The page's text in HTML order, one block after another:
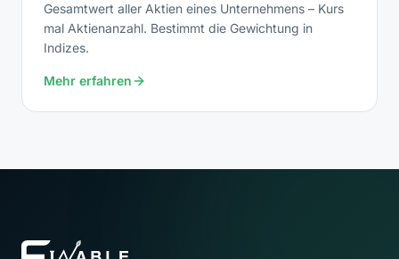
Gesamtwert aller Aktien eines Unternehmens – Kurs
mal Aktienanzahl. Bestimmt die Gewichtung in
Indizes.
Mehr erfahren